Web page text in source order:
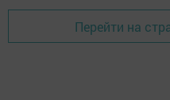
Перейти на